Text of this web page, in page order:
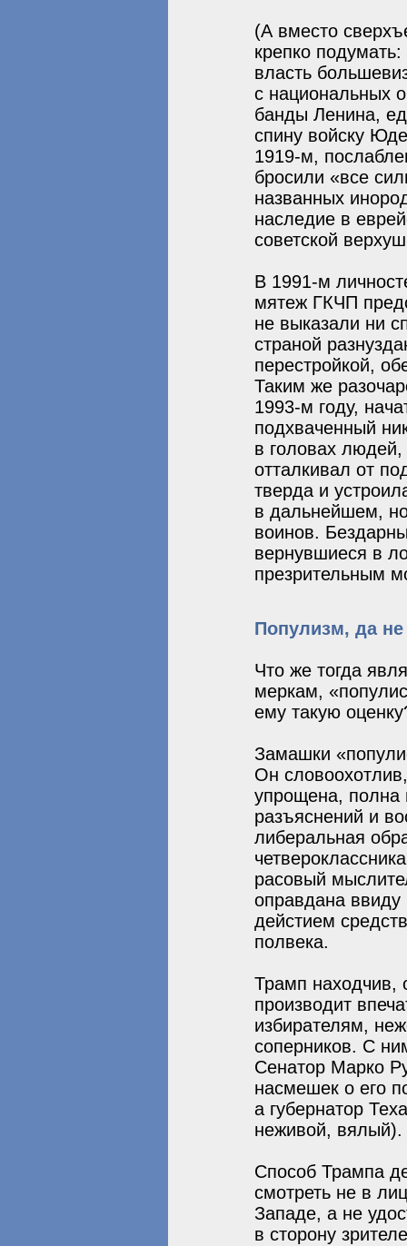
(А вместо
крепко
власть
с национальных
банды Ленина,
спину войску
1919-м,
бросили «все
названных
наследие в
советской
В 1991-м
мятеж ГКЧП
не выказали ни
страной
перестройкой,
Таким же
1993-м году,
подхваченный
в головах людей,
отталкивал от
тверда и
в дальнейшем,
воинов.
вернувшиеся в
презрительным
Популизм, да не
Что же тогда
меркам,
ему такую
Замашки
Он
упрощена, полна
разъяснений и
либеральная
расовый
оправдана ввиду
дейстием
полвека.
Трамп находчив,
производит
избирателям,
соперников. С
Сенатор Марко
насмешек о его
а губернатор
неживой, вялый).
Способ Трампа
смотреть не в
Западе, а не
в сторону